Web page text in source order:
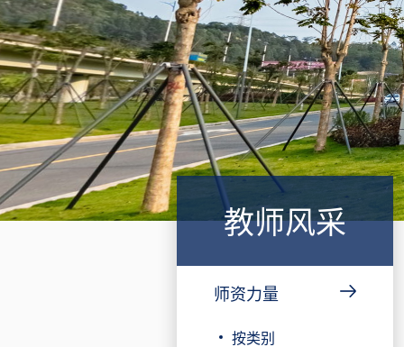
教师风采
师资力量
按类别